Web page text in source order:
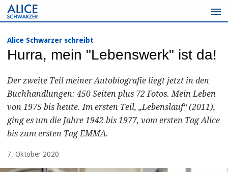
Zum
Inhalt
springen
Alice Schwarzer schreibt
Hurra, mein "Lebenswerk" ist da!
Der zweite Teil meiner Autobiografie liegt jetzt in den
Buchhandlungen: 450 Seiten plus 72 Fotos. Mein Leben
von 1975 bis heute. Im ersten Teil, „Lebenslauf“ (2011),
ging es um die Jahre 1942 bis 1977, vom ersten Tag Alice
bis zum ersten Tag EMMA.
7. Oktober 2020